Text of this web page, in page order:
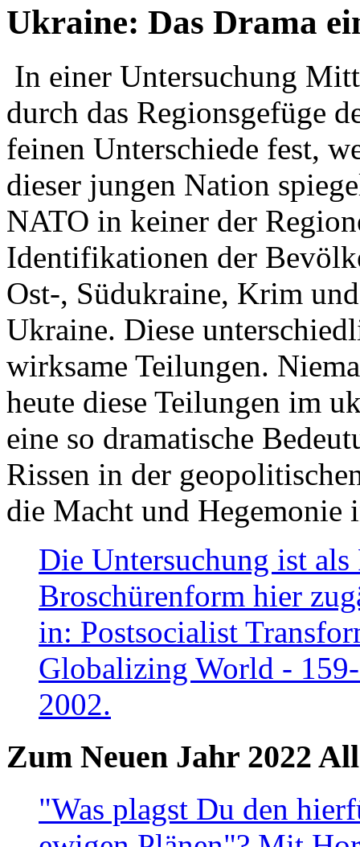
Ukraine: Das Drama
In einer Untersuchung
durch das Regionsgefüge
feinen Unterschiede fest,
dieser jungen Nation
NATO in keiner der
Identifikationen der
Ost-, Südukraine, Krim
Ukraine. Diese
wirksame Teilungen.
heute diese Teilungen im
eine so dramatische
Rissen in der
die Macht und Hegemonie
Die Untersuchung ist
Broschürenform hier
in: Postsocialist
Globalizing World -
2002.
Zum Neuen Jahr 2022
"Was plagst Du den